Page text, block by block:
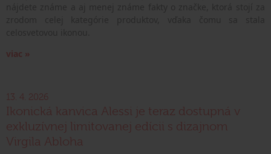
viac »
13. 4. 2026
Ikonická kanvica Alessi je teraz dostupná v
exkluzívnej limitovanej edícii s dizajnom
Virgila Abloha